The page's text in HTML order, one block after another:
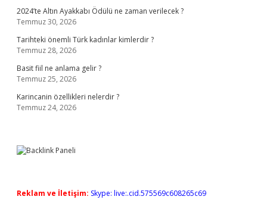
2024’te Altın Ayakkabı Ödülü ne zaman verilecek ?
Temmuz 30, 2026
Tarihteki önemli Türk kadınlar kimlerdir ?
Temmuz 28, 2026
Basit fiil ne anlama gelir ?
Temmuz 25, 2026
Karincanin özellikleri nelerdir ?
Temmuz 24, 2026
Reklam ve İletişim: Skype: live:.cid.575569c608265c69